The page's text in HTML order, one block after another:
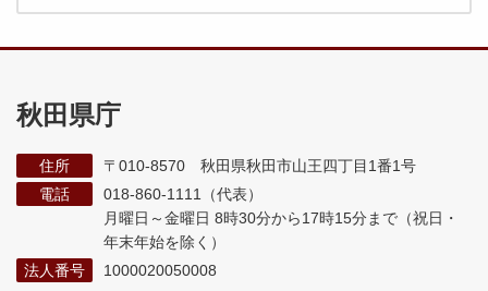
秋田県庁
住所
〒010-8570 秋田県秋田市山王四丁目1番1号
電話
018-860-1111（代表）
月曜日～金曜日 8時30分から17時15分まで （祝日・
年末年始を除く）
法人番号
1000020050008